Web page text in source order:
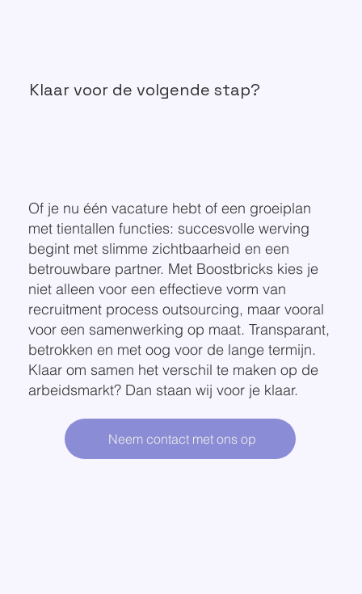
Klaar voor de volgende stap?
Of je nu één vacature hebt of een groeiplan
met tientallen functies: succesvolle werving
begint met slimme zichtbaarheid en een
betrouwbare partner. Met Boostbricks kies je
niet alleen voor een effectieve vorm van
recruitment process outsourcing, maar vooral
voor een samenwerking op maat. Transparant,
betrokken en met oog voor de lange termijn.
Klaar om samen het verschil te maken op de
arbeidsmarkt? Dan staan wij voor je klaar.
Neem contact met ons op